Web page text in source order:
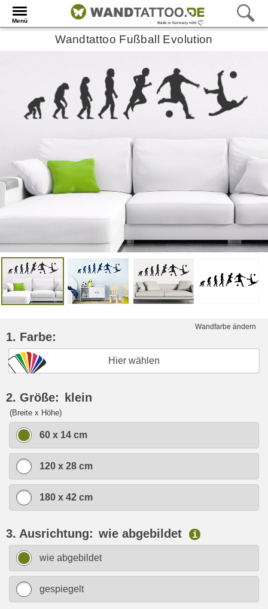
Menü
Wandtattoo Fußball Evolution
Wandfarbe ändern
1. Farbe:
Hier wählen
2. Größe: klein
(Breite x Höhe)
60 x 14 cm
120 x 28 cm
180 x 42 cm
3. Ausrichtung: wie abgebildet i
wie abgebildet
gespiegelt